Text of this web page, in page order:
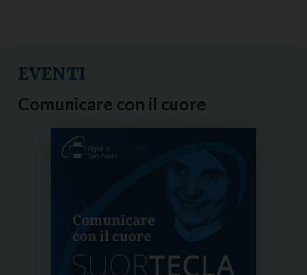
EVENTI
Comunicare con il cuore